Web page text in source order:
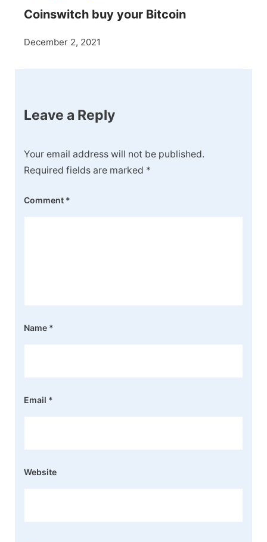
Coinswitch buy your Bitcoin
December 2, 2021
Leave a Reply
Your email address will not be published.
Required fields are marked *
Comment *
Name *
Email *
Website